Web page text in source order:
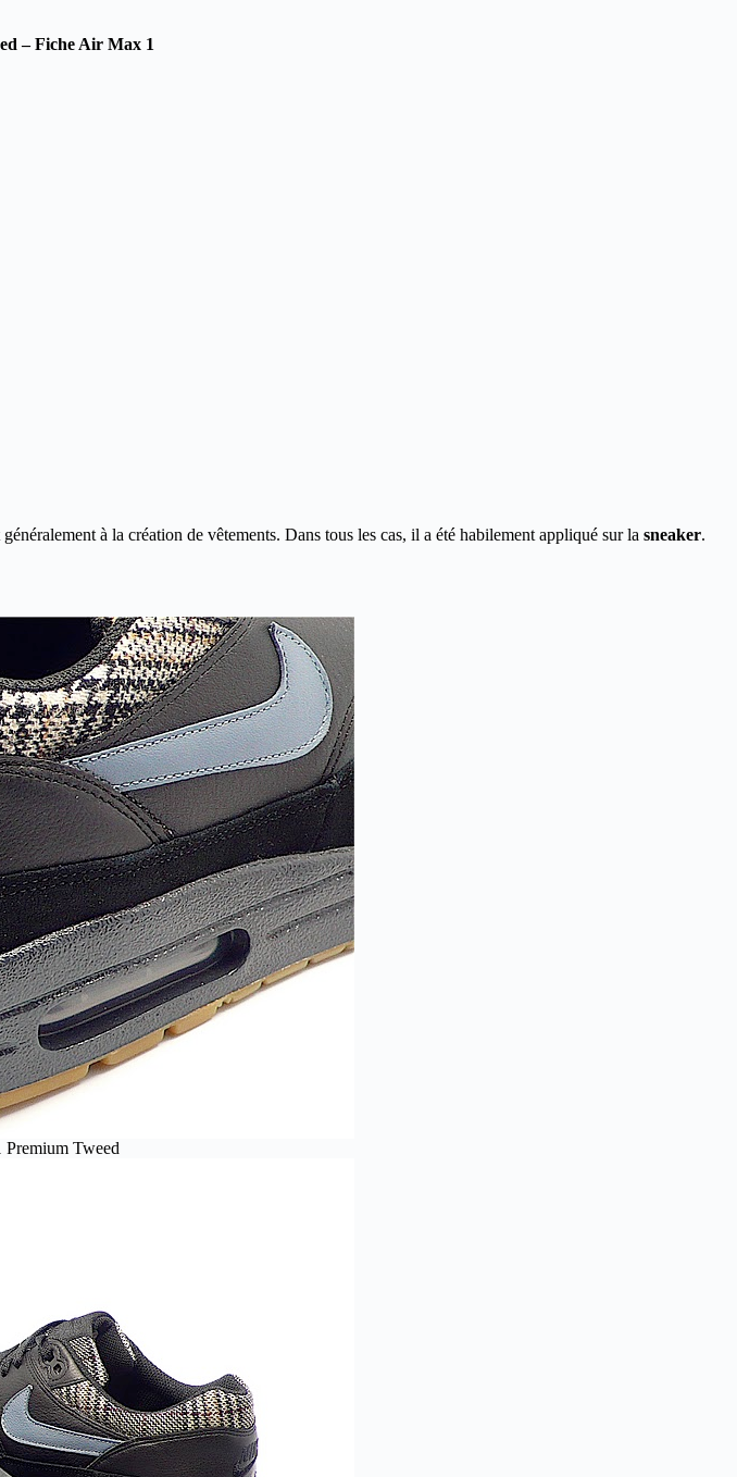
– Fiche Air Max 1
généralement à la création de vêtements. Dans tous les cas, il a été habilement appliqué sur la sneaker.
Tweed